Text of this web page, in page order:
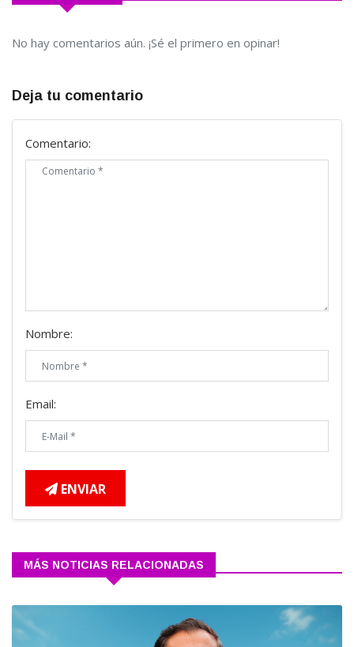
No hay comentarios aún. ¡Sé el primero en opinar!
Deja tu comentario
Comentario:
Nombre:
Email:
ENVIAR
MÁS NOTICIAS RELACIONADAS